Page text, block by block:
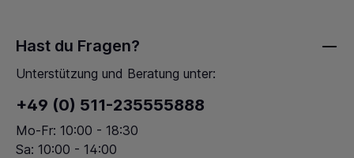
Hast du Fragen?
Unterstützung und Beratung unter:
+49 (0) 511-235555888
Mo-Fr: 10:00 - 18:30
Sa: 10:00 - 14:00